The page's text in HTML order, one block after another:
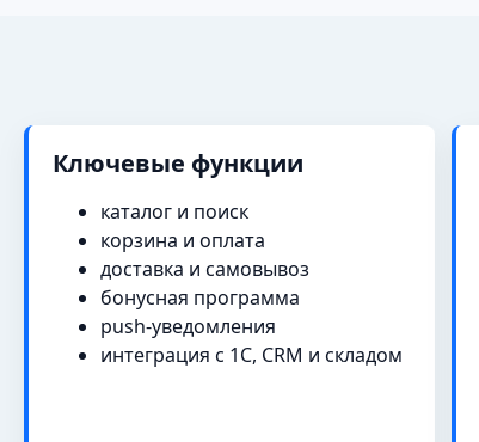
Ключевые функции
каталог и поиск
корзина и оплата
доставка и самовывоз
бонусная программа
push-уведомления
интеграция с 1С, CRM и складом